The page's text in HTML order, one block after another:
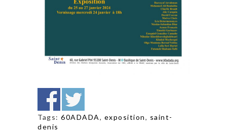
Tags: 60ADADA, exposition, saint-
denis